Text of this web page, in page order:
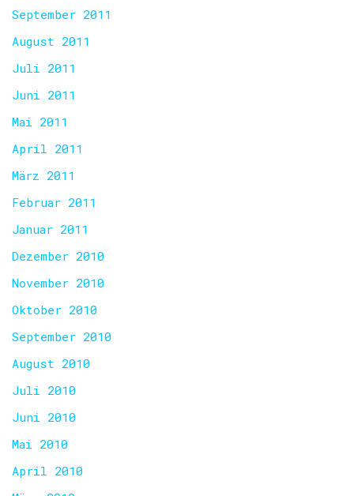
September 2011
August 2011
Juli 2011
Juni 2011
Mai 2011
April 2011
März 2011
Februar 2011
Januar 2011
Dezember 2010
November 2010
Oktober 2010
September 2010
August 2010
Juli 2010
Juni 2010
Mai 2010
April 2010